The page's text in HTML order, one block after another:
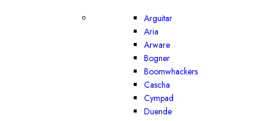
Arguitar
Aria
Arware
Bogner
Boomwhackers
Cascha
Cympad
Duende